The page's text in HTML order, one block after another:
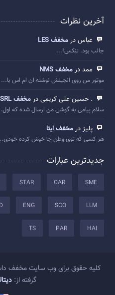
آخرین نظرات
عباس در مخفف LES
جالب بود. تنکس!...
ممد در مخفف NMS
موتور من روی انجینش نوشته ان ام اس با...
. حسین علی کریمی در مخفف SRL
سلام پیامی به گوشی من ارسال شده که
پلیز در مخفف ایتا
هر کسی که توی وطن جا خوش کرده
جدیدترین عبارات
SME
CAR
STAR
LLM
SCO
ENG
HAI
PAR
TS
کلیه حقوق برای وب سایت مخفف
گرفته از: